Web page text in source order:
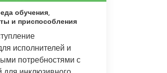
обучения,
и приспособления
исполнителей и
потребностями с